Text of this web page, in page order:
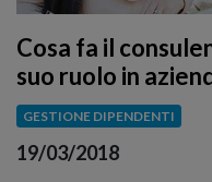
Cosa fa il
suo ruolo in
GESTIONE DIPENDENTI
19/03/2018